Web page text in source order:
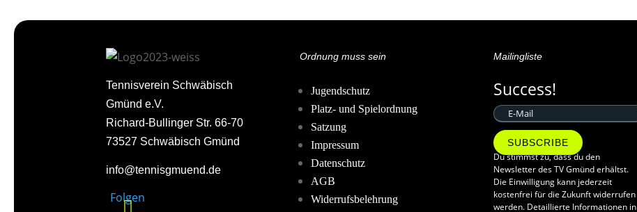
Tennisverein Schwäbisch
Gmünd e.V.
Richard-Bullinger Str. 66-70
73527 Schwäbisch Gmünd
info@tennisgmuend.de
Folgen
Ordnung muss sein
Jugendschutz
Platz- und Spielordnung
Satzung
Impressum
Datenschutz
AGB
Widerrufsbelehrung
Mailingliste
Success!
SUBSCRIBE
Du stimmst zu, dass du den
Newsletter des TV Gmünd erhältst.
Die Einwilligung kann jederzeit
kostenfrei für die Zukunft widerrufen
werden. Detaillierte Informationen in